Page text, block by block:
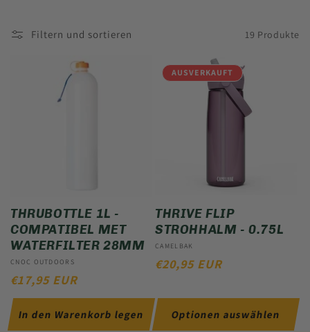
I
:
Filtern und sortieren 19 Produkte
THRUBOTTLE 1L -
COMPATIBEL MET
WATERFILTER 28MM
Anbieter:
CNOC OUTDOORS
NORMALER
PREIS
€17,95 EUR
In den Warenkorb legen
AUSVERKAUFT
THRIVE FLIP
STROHHALM - 0.75L
Anbieter:
CAMELBAK
NORMALER
€20,95 EUR
Optionen auswählen